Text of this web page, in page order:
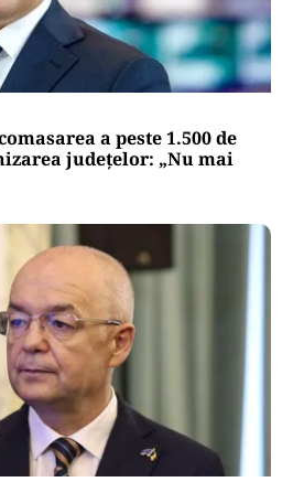
a peste 1.500 de
județelor: „Nu mai